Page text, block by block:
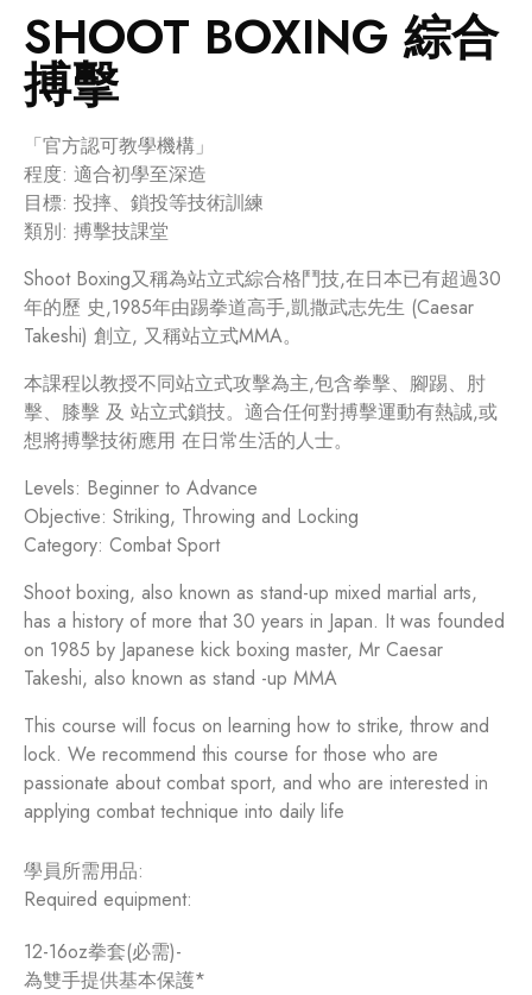
SHOOT BOXING 綜合
搏擊
「官方認可教學機構」
程度: 適合初學至深造
目標: 投摔、鎖投等技術訓練
類別: 搏擊技課堂
Shoot Boxing又稱為站立式綜合格鬥技,在日本已有超過30
年的歷 史,1985年由踢拳道高手,凱撒武志先生 (Caesar
Takeshi) 創立, 又稱站立式MMA。
本課程以教授不同站立式攻擊為主,包含拳擊、腳踢、肘
擊、膝擊 及 站立式鎖技。適合任何對搏擊運動有熱誠,或
想將搏擊技術應用 在日常生活的人士。
Levels: Beginner to Advance
Objective: Striking, Throwing and Locking
Category: Combat Sport
Shoot boxing, also known as stand-up mixed martial arts,
has a history of more that 30 years in Japan. It was founded
on 1985 by Japanese kick boxing master, Mr Caesar
Takeshi, also known as stand -up MMA
This course will focus on learning how to strike, throw and
lock. We recommend this course for those who are
passionate about combat sport, and who are interested in
applying combat technique into daily life
學員所需用品:
Required equipment:
12-16oz拳套(必需)-
為雙手提供基本保護*